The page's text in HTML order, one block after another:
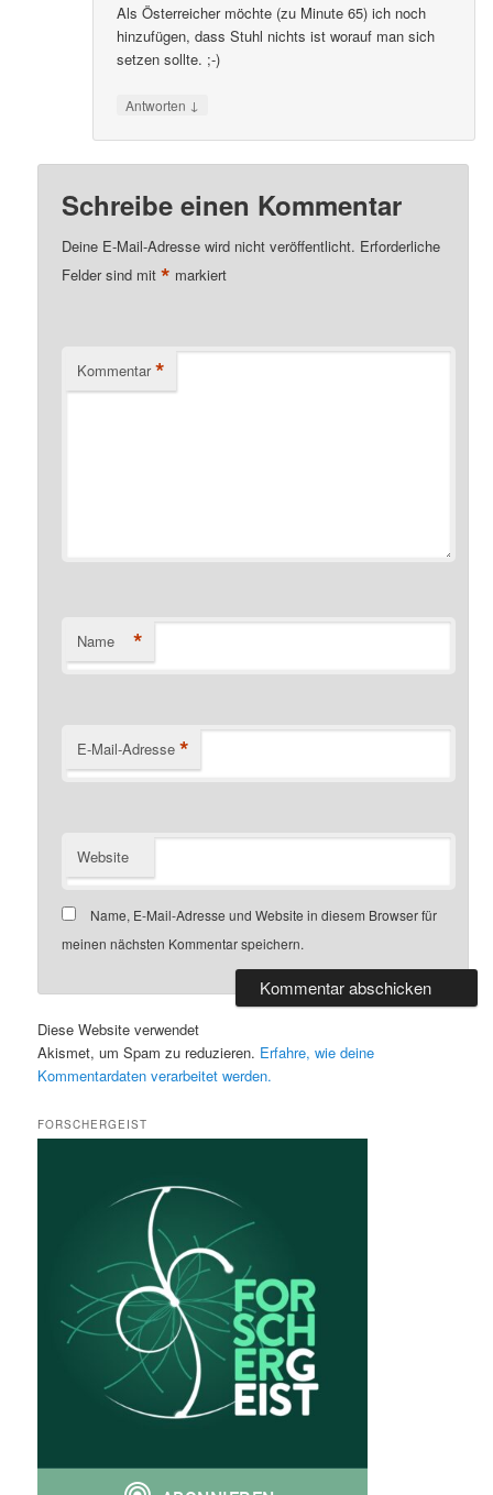
Als Österreicher möchte (zu Minute 65) ich noch
hinzufügen, dass Stuhl nichts ist worauf man sich
setzen sollte. ;-)
Antworten ↓
Schreibe einen Kommentar
Deine E-Mail-Adresse wird nicht veröffentlicht. Erforderliche
Felder sind mit* markiert
Kommentar *
Name *
E-Mail-Adresse *
Website
Name, E-Mail-Adresse und Website in diesem Browser für
meinen nächsten Kommentar speichern.
Diese Website verwendet
Akismet, um Spam zu reduzieren. Erfahre, wie deine
Kommentardaten verarbeitet werden.
FORSCHERGEIST